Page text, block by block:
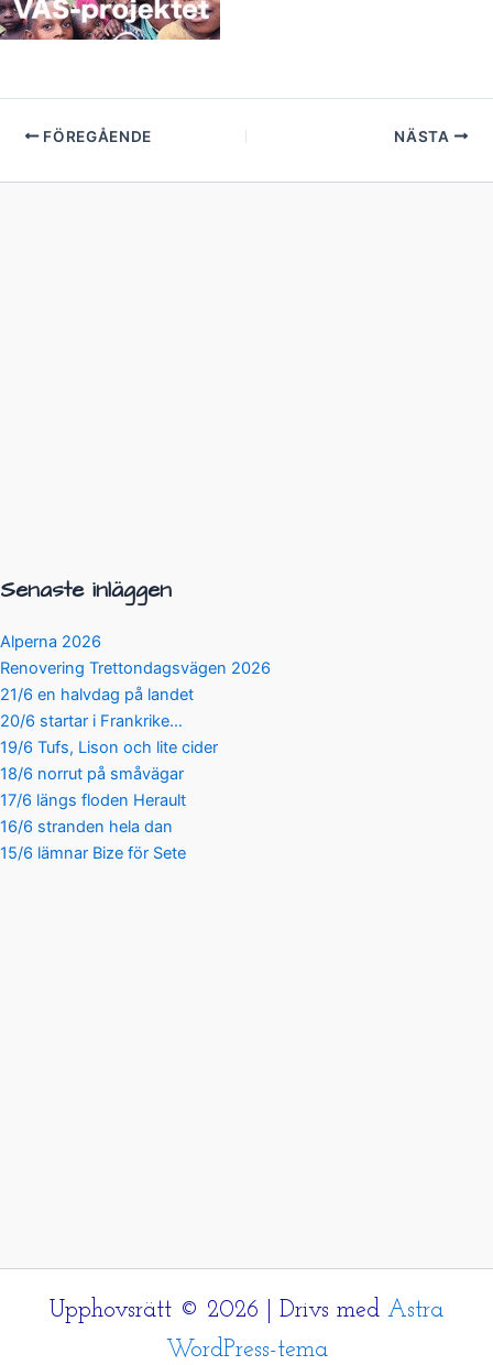
FÖREGÅENDE NÄSTA
Senaste inläggen
Alperna 2026
Renovering Trettondagsvägen 2026
21/6 en halvdag på landet
20/6 startar i Frankrike…
19/6 Tufs, Lison och lite cider
18/6 norrut på småvägar
17/6 längs floden Herault
16/6 stranden hela dan
15/6 lämnar Bize för Sete
Upphovsrätt © 2026 | Drivs med Astra
WordPress-tema